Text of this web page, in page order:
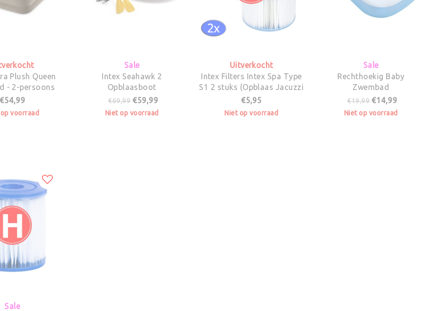
Plush Queen
- 2-persoons
€54,99
voorraad
Sale
Intex Seahawk 2
Opblaasboot
€69,99 €59,99
Niet op voorraad
Uitverkocht
Intex Filters Intex Spa Type
S1 2 stuks (Opblaas Jacuzzi
1 x 2pack)
€5,95
Niet op voorraad
Sale
Rechthoekig Baby
Zwembad
€19,99 €14,99
Niet op voorraad
Sale